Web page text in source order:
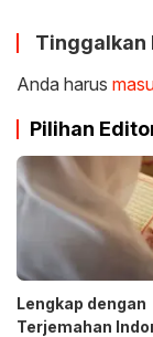
Tinggalkan
Anda harus
Pilihan
Lengkap dengan
Terjemahan